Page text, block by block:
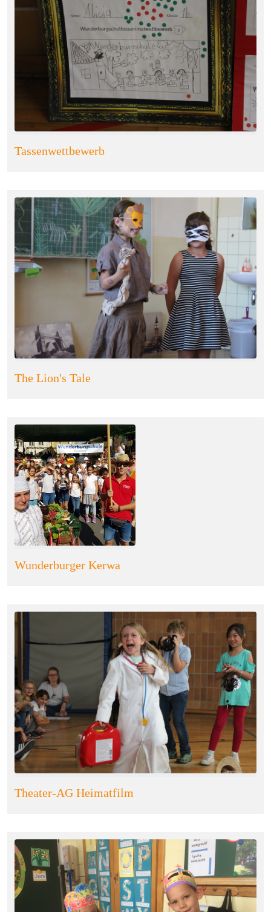
Tassenwettbewerb
The Lion's Tale
Wunderburger Kerwa
Theater-AG Heimatfilm